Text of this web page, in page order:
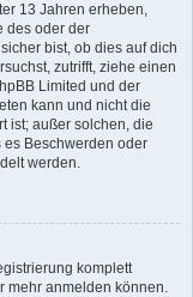
13 Jahren erheben,
des oder der
bist, ob dies auf dich
zutrifft, ziehe einen
Limited und der
kann und nicht die
ist; außer solchen, die
es Beschwerden oder
werden.
komplett
mehr anmelden können.